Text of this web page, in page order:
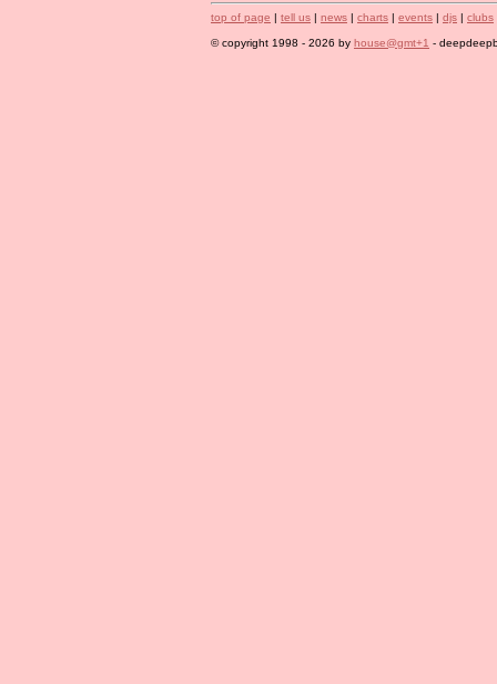
top of page | tell us | news | charts | events | djs | clubs
© copyright 1998 - 2026 by house@gmt+1 -